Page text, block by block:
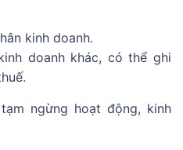
kinh doanh.
doanh khác, có thể ghi
ngừng hoạt động, kinh